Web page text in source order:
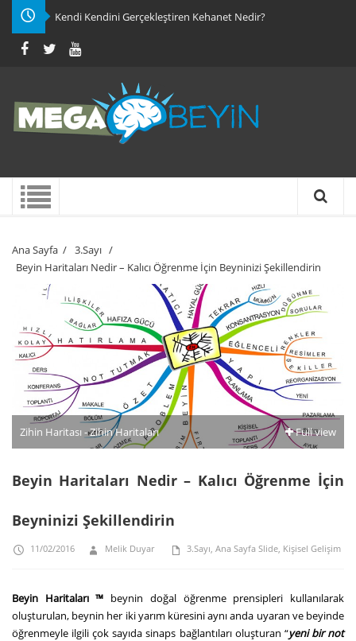
Kendi Kendini Gerçekleştiren Kehanet Nedir?
Ana Sayfa / 3.Sayı /
Beyin Haritaları Nedir – Kalıcı Öğrenme İçin Beyninizi Şekillendirin
Zihin Haritası - Zihin Haritaları Full view
Beyin Haritaları Nedir – Kalıcı Öğrenme İçin
Beyninizi Şekillendirin
11/02/2016 Melik Duyar 3.Sayı Ana Sayfa Slide Kişisel Gelişim
Beyin Haritaları ™ beynin doğal öğrenme prensipleri kullanılarak
oluşturulan, beynin her iki yarım küresini aynı anda uyaran ve beyinde
öğrenmeyle ilgili çok sayıda sinaps bağlantıları oluşturan “yeni bir not